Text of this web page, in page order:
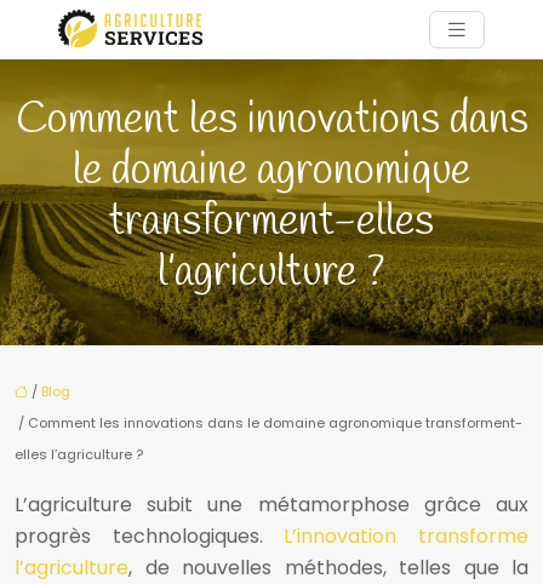
Comment les innovations dans
le domaine agronomique
transforment-elles
l’agriculture ?
/ Blog
/ Comment les innovations dans le domaine agronomique transforment-
elles l’agriculture ?
L’agriculture subit une métamorphose grâce aux
progrès technologiques. L’innovation transforme
l’agriculture, de nouvelles méthodes, telles que la